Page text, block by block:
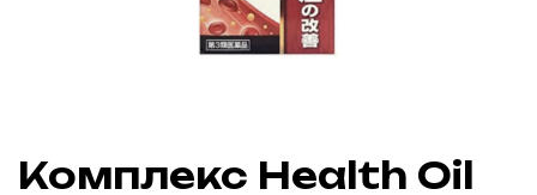
Комплекс Health Oil